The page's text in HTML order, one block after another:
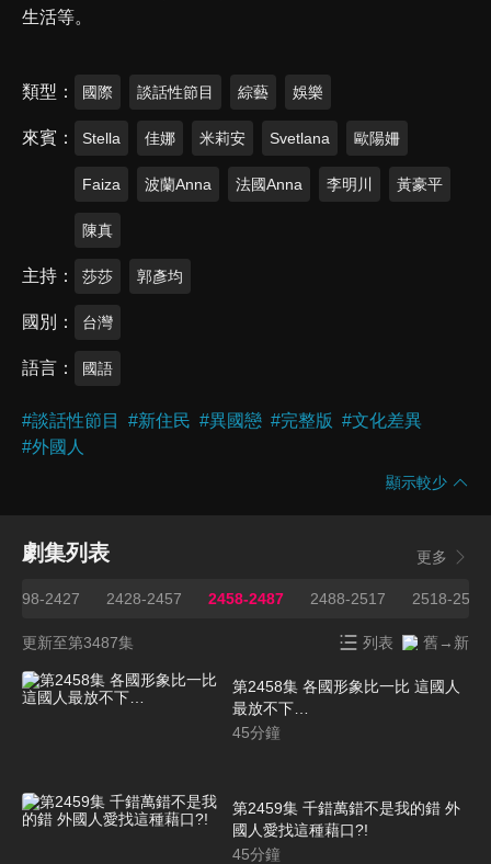
生活等。
類型 國際 談話性節目 綜藝 娛樂
來賓 Stella 佳娜 米莉安 Svetlana 歐陽姍
Faiza 波蘭Anna 法國Anna 李明川 黃豪平
陳真
主持 莎莎 郭彥均
國別 台灣
語言 國語
#談話性節目 #新住民 #異國戀 #完整版 #文化差異
#外國人
顯示較少
劇集列表 更多
2398-2427 2428-2457 2458-2487 2488-2517 2518-2547
更新至第3487集 列表 舊→新
第2458集 各國形象比一比 這國人
最放不下…
45分鐘
第2459集 千錯萬錯不是我的錯 外
國人愛找這種藉口?!
45分鐘